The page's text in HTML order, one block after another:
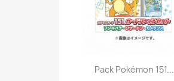
Pack Pokémon 151...